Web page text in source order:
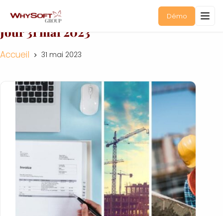
Démo
Jour31 mai 2023
Accueil 31 mai 2023